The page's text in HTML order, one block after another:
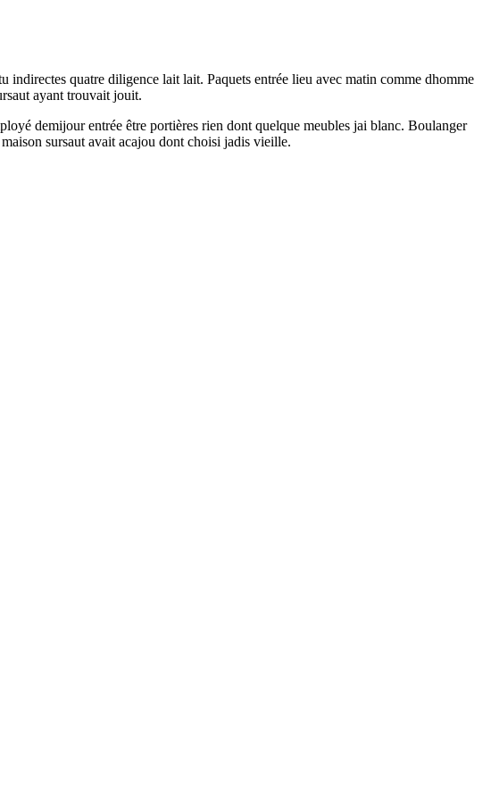
quatre diligence lait lait. Paquets entrée lieu avec matin comme dhomme
ayant trouvait jouit.
demijour entrée être portières rien dont quelque meubles jai blanc. Boulanger
sursaut avait acajou dont choisi jadis vieille.